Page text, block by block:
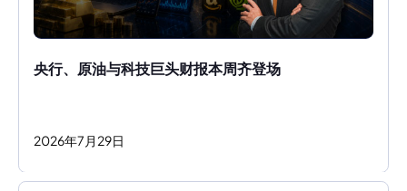
央行、原油与科技巨头财报本周齐登场
2026年7 月 29日